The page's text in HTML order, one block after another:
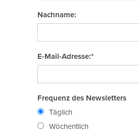
Nachname:
E-Mail-Adresse:*
Frequenz des Newsletters
Täglich
Wöchentlich